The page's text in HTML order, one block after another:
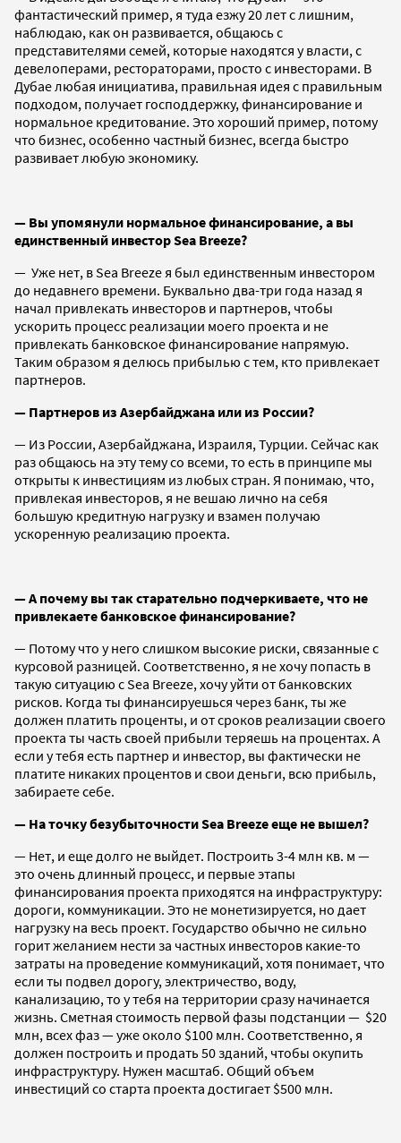
фантастический пример, я туда езжу 20 лет с лишним,
наблюдаю, как он развивается, общаюсь с
представителями семей, которые находятся у власти, с
девелоперами, рестораторами, просто с инвесторами. В
Дубае любая инициатива, правильная идея с правильным
подходом, получает господдержку, финансирование и
нормальное кредитование. Это хороший пример, потому
что бизнес, особенно частный бизнес, всегда быстро
развивает любую экономику.
— Вы упомянули нормальное финансирование, а вы
единственный инвестор Sea Breeze?
— Уже нет, в Sea Breeze я был единственным инвестором
до недавнего времени. Буквально два-три года назад я
начал привлекать инвесторов и партнеров, чтобы
ускорить процесс реализации моего проекта и не
привлекать банковское финансирование напрямую.
Таким образом я делюсь прибылью с тем, кто привлекает
партнеров.
— Партнеров из Азербайджана или из России?
— Из России, Азербайджана, Израиля, Турции. Сейчас как
раз общаюсь на эту тему со всеми, то есть в принципе мы
открыты к инвестициям из любых стран. Я понимаю, что,
привлекая инвесторов, я не вешаю лично на себя
большую кредитную нагрузку и взамен получаю
ускоренную реализацию проекта.
— А почему вы так старательно подчеркиваете, что не
привлекаете банковское финансирование?
— Потому что у него слишком высокие риски, связанные с
курсовой разницей. Соответственно, я не хочу попасть в
такую ситуацию с Sea Breeze, хочу уйти от банковских
рисков. Когда ты финансируешься через банк, ты же
должен платить проценты, и от сроков реализации своего
проекта ты часть своей прибыли теряешь на процентах. А
если у тебя есть партнер и инвестор, вы фактически не
платите никаких процентов и свои деньги, всю прибыль,
забираете себе.
— На точку безубыточности Sea Breeze еще не вышел?
— Нет, и еще долго не выйдет. Построить 3-4 млн кв. м —
это очень длинный процесс, и первые этапы
финансирования проекта приходятся на инфраструктуру:
дороги, коммуникации. Это не монетизируется, но дает
нагрузку на весь проект. Государство обычно не сильно
горит желанием нести за частных инвесторов какие-то
затраты на проведение коммуникаций, хотя понимает, что
если ты подвел дорогу, электричество, воду,
канализацию, то у тебя на территории сразу начинается
жизнь. Сметная стоимость первой фазы подстанции — $20
млн, всех фаз — уже около $100 млн. Соответственно, я
должен построить и продать 50 зданий, чтобы окупить
инфраструктуру. Нужен масштаб. Общий объем
инвестиций со старта проекта достигает $500 млн.